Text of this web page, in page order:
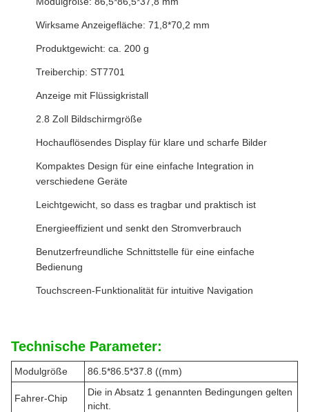
Wirksame Anzeigefläche: 71,8*70,2 mm
Produktgewicht: ca. 200 g
Treiberchip: ST7701
Anzeige mit Flüssigkristall
2.8 Zoll Bildschirmgröße
Hochauflösendes Display für klare und scharfe Bilder
Kompaktes Design für eine einfache Integration in
verschiedene Geräte
Leichtgewicht, so dass es tragbar und praktisch ist
Energieeffizient und senkt den Stromverbrauch
Benutzerfreundliche Schnittstelle für eine einfache
Bedienung
Touchscreen-Funktionalität für intuitive Navigation
Technische Parameter:
Modulgröße 86.5*86.5*37.8 ((mm)
Fahrer-Chip
Die in Absatz 1 genannten Bedingungen gelten
nicht.